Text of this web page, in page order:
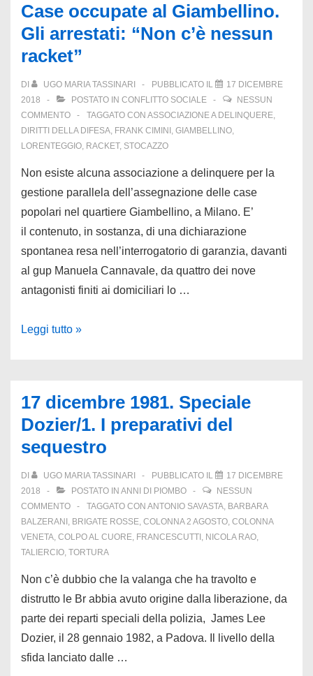
Imola
(una
maestra
e
a
Teano
(per
il
pestaggio
di
una
polacca)
Case occupate al Giambellino.
Gli arrestati: “Non c’è nessun
racket”
DI UGO MARIA TASSINARI PUBBLICATO IL
17 DICEMBRE
2018
POSTATO IN CONFLITTO SOCIALE
NESSUN
COMMENTO
TAGGATO CON ASSOCIAZIONE A DELINQUERE,
DIRITTI DELLA DIFESA, FRANK CIMINI , GIAMBELLINO,
LORENTEGGIO, RACKET, STOCAZZO
Non esiste alcuna associazione a delinquere per la
gestione parallela dell’assegnazione delle case
popolari nel quartiere Giambellino, a Milano. E’
il contenuto, in sostanza, di una dichiarazione
spontanea resa nell’interrogatorio di garanzia, davanti
al gup Manuela Cannavale, da quattro dei nove
antagonisti finiti ai domiciliari lo …
Case
Gli
arrestati:
“Non
nessun
racket”
Leggi tutto »
17 dicembre 1981. Speciale
Dozier/1. I preparativi del
sequestro
DI UGO MARIA TASSINARI PUBBLICATO IL
17 DICEMBRE
2018
POSTATO IN ANNI DI PIOMBO
NESSUN
COMMENTO
TAGGATO CON ANTONIO SAVASTA, BARBARA
BALZERANI , BRIGATE ROSSE, COLONNA 2 AGOSTO, COLONNA
VENETA, COLPO AL CUORE, FRANCESCUTTI , NICOLA RAO,
TALIERCIO, TORTURA
Non c’è dubbio che la valanga che ha travolto e
distrutto le Br abbia avuto origine dalla liberazione, da
parte dei reparti speciali della polizia, James Lee
Dozier, il 28 gennaio 1982, a Padova. Il livello della
sfida lanciato dalle …